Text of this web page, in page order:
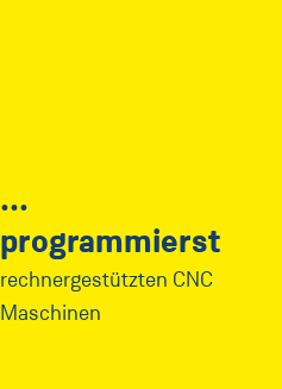
programmierst
rechnergestützten CNC
Maschinen